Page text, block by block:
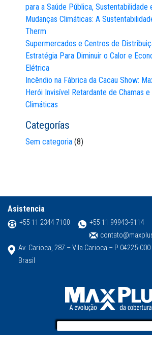
para a Saúde Pública, Sustentabilidade
Mudanças Climáticas: A
Therm
Supermercados e Centros de
Estratégia Para Diminuir o Calor e
Elétrica
Incêndio na Fábrica da Cacau Show:
Herói Invisível Retardante de Chamas e
Climáticas
Categorías
Sem categoria (8)
Asistencia
+55 11 2344 7100 +55 11 99943-9114
Av. Carioca, 287 – Vila Carioca – P 04225-
Brasil